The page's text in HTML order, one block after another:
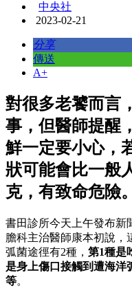
中央社
2023-02-21
分享
傳送
A+
對很多老饕而言
事，但醫師提醒
鮮一定要小心，
狀可能會比一般
克，有致命危險。
書田診所今天上午發布新
膽科主治醫師康本初說，
弧菌途徑有2種， 第1種是
是身上傷口接觸到遭海洋
等。